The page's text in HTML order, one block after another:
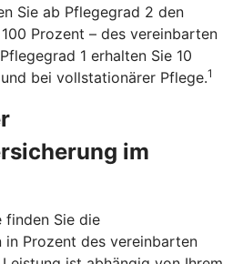
Sie ab Pflegegrad 2 den
Prozent – des vereinbarten
1 erhalten Sie 10
bei vollstationärer Pflege.1
im
finden Sie die
in Prozent des vereinbarten